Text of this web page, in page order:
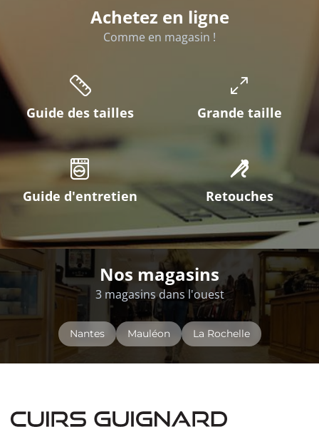
Achetez en ligne
Comme en magasin !
Guide des tailles Grande taille
Guide d'entretien Retouches
Nos magasins
3 magasins dans l'ouest
Nantes Mauléon La Rochelle